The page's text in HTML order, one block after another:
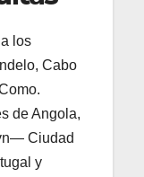
los
Cabo
de Angola,
Ciudad
y